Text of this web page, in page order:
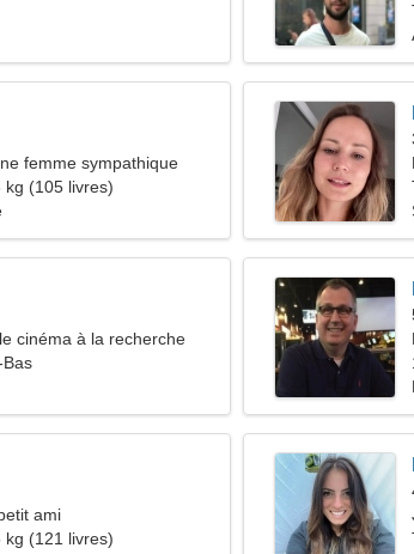
femme sympathique
kg (105 livres)
cinéma à la recherche
Bas
ami
kg (121 livres)